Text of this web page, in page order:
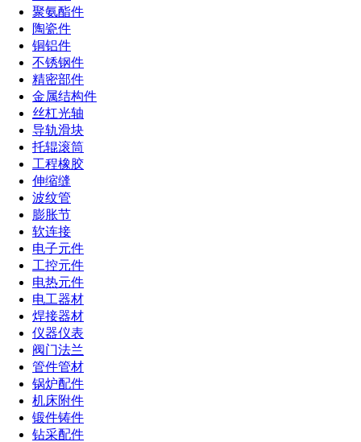
聚氨酯件
陶瓷件
铜铝件
不锈钢件
精密部件
金属结构件
丝杠光轴
导轨滑块
托辊滚筒
工程橡胶
伸缩缝
波纹管
膨胀节
软连接
电子元件
工控元件
电热元件
电工器材
焊接器材
仪器仪表
阀门法兰
管件管材
锅炉配件
机床附件
锻件铸件
钻采配件